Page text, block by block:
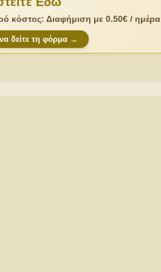
κόστος: Διαφήμιση με 0.50€ / ημέρα
δείτε τη φόρμα →